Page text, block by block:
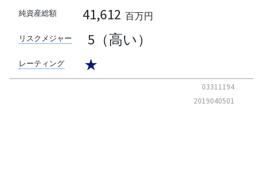
純資産総額 41,612 百万円
リスクメジャー 5（高い）
レーティング ★
03311194
2019040501